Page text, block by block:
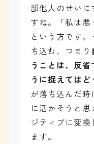
部他人のせい
すね。「私は悪
という方です
ち込む、つまり
うことは、反
うに捉えてはど
が落ち込んだ
に活かそうと
ジティブに変
ます。